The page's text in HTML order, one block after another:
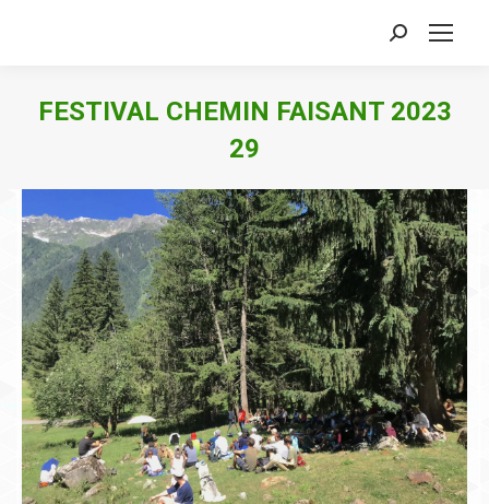
Search:
FESTIVAL CHEMIN FAISANT 2023
29